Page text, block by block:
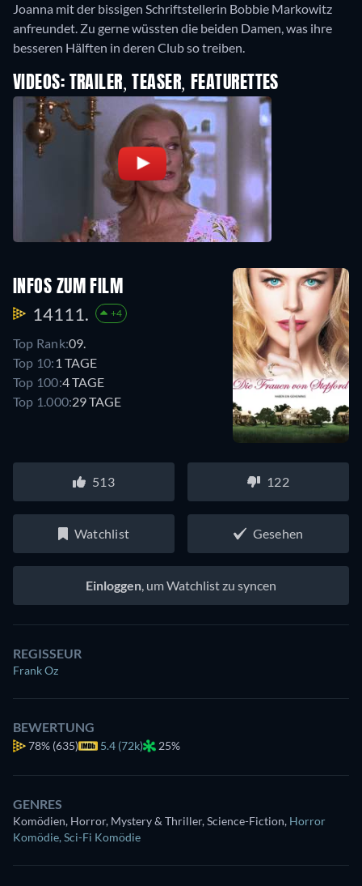
Joanna mit der bissigen Schriftstellerin Bobbie Markowitz
anfreundet. Zu gerne wüssten die beiden Damen, was ihre
besseren Hälften in deren Club so treiben.
VIDEOS: TRAILER, TEASER, FEATURETTES
INFOS ZUM FILM
14111. +4
Top Rank:09.
Top 10: 1 TAGE
Top 100:4 TAGE
Top 1.000:29 TAGE
513 122
Watchlist Gesehen
Einloggen, um Watchlist zu syncen
REGISSEUR
Frank Oz
BEWERTUNG
78% (635) 5.4 (72k) 25%
GENRES
Komödien, Horror, Mystery & Thriller, Science-Fiction, Horror
Komödie, Sci-Fi Komödie